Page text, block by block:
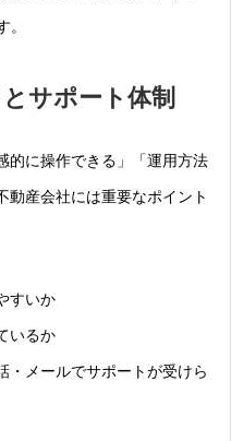
。
サポート体制
的に操作できる」「運用方法
動産会社には重要なポイント
すいか
いるか
・メールでサポートが受けら